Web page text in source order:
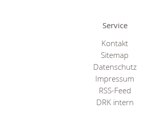
Service
Kontakt
Sitemap
Datenschutz
Impressum
RSS-Feed
DRK intern